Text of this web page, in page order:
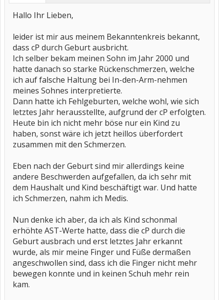
Hallo Ihr Lieben,
leider ist mir aus meinem Bekanntenkreis bekannt,
dass cP durch Geburt ausbricht.
Ich selber bekam meinen Sohn im Jahr 2000 und
hatte danach so starke Rückenschmerzen, welche
ich auf falsche Haltung bei In-den-Arm-nehmen
meines Sohnes interpretierte.
Dann hatte ich Fehlgeburten, welche wohl, wie sich
letztes Jahr herausstellte, aufgrund der cP erfolgten.
Heute bin ich nicht mehr böse nur ein Kind zu
haben, sonst wäre ich jetzt heillos überfordert
zusammen mit den Schmerzen.
Eben nach der Geburt sind mir allerdings keine
andere Beschwerden aufgefallen, da ich sehr mit
dem Haushalt und Kind beschäftigt war. Und hatte
ich Schmerzen, nahm ich Medis.
Nun denke ich aber, da ich als Kind schonmal
erhöhte AST-Werte hatte, dass die cP durch die
Geburt ausbrach und erst letztes Jahr erkannt
wurde, als mir meine Finger und Füße dermaßen
angeschwollen sind, dass ich die Finger nicht mehr
bewegen konnte und in keinen Schuh mehr rein
kam.